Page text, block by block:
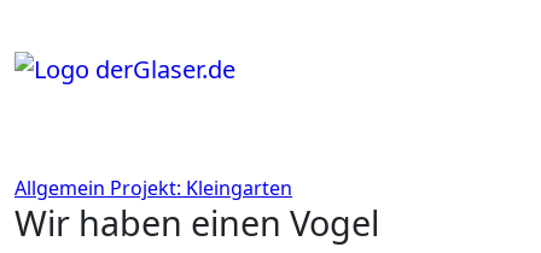
springen
Allgemein Projekt: Kleingarten
Wir haben einen Vogel